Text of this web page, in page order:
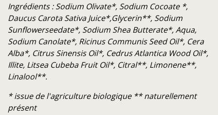
Ingrédients : Sodium Olivate*, Sodium Cocoate *,
Daucus Carota Sativa Juice*,Glycerin**, Sodium
Sunflowerseedate*, Sodium Shea Butterate*, Aqua,
Sodium Canolate*, Ricinus Communis Seed Oil*, Cera
Alba*, Citrus Sinensis Oil*, Cedrus Atlantica Wood Oil*,
Illite, Litsea Cubeba Fruit Oil*, Citral**, Limonene**,
Linalool**.
* issue de l'agriculture biologique ** naturellement
présent